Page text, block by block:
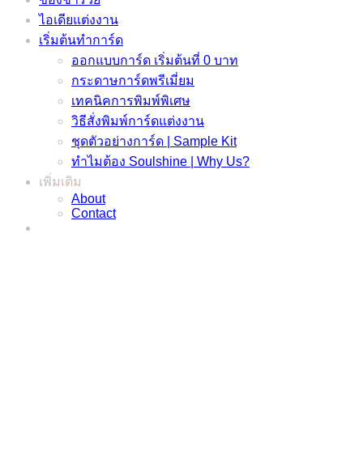
ไอเดียแต่งงาน
เริ่มต้นทำการ์ด
ออกแบบการ์ด เริ่มต้นที่ 0 บาท
กระดาษการ์ดพรีเมี่ยม
เทคนิคการพิมพ์พิเศษ
วิธีสั่งพิมพ์การ์ดแต่งงาน
ชุดตัวอย่างการ์ด | Sample Kit
ทำไมต้อง Soulshine | Why Us?
เพิ่มเติม
About
Contact